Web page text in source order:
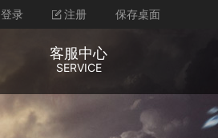
登录 注册 保存桌面
客服中心
SERVICE